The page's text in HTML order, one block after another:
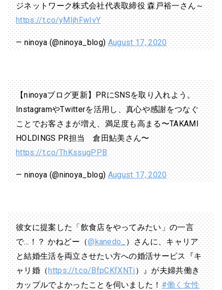
ジネットワーク株式会社代表取締役 森戸裕一さん～
https://t.co/yMIjhFwIvY
— ninoya (@ninoya_blog)August 17, 2020
【ninoyaブログ更新】PRにSNSを取り入れよう。
InstagramやTwitterを活用し、真心や感謝をつなぐ
ことでお客さまが増え、満足度も高まる〜TAKAMI
HOLDINGS PR担当 倉田鮎美さん〜
https://t.co/ThKssugPPB
— ninoya (@ninoya_blog)August 17, 2020
彼女に提案した「飲食店をやってみたい」の一言
で…！？ かねどー（@kanedo_）さんに、キャリア
と結婚生活を両立させたい方への婚活サービス『キ
ャリ婚（https://t.co/BfpCKfXNTi）』が夫婦共働き
カップルでよかったことを伺いました！#働く女性